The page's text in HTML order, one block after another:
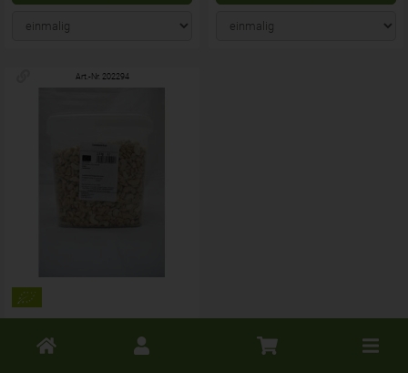
Art.-Nr. 202294
2,5kg BVI (auf
Toggle